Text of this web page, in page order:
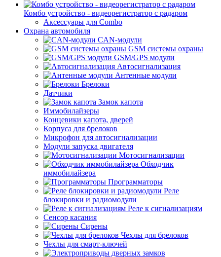
Комбо устройство - видеорегистратор с радаром
Аксессуары для Combo
Охрана автомобиля
CAN-модули
GSM системы охраны
GSM/GPS модули
Автосигнализация
Антенные модули
Брелоки
Датчики
Замок капота
Иммобилайзеры
Концевики капота, дверей
Корпуса для брелоков
Микрофон для автосигнализации
Модули запуска двигателя
Мотосигнализации
Обходчик
иммобилайзера
Программаторы
Реле
блокировки и радиомодули
Реле к сигнализациям
Сенсор касания
Сирены
Чехлы для брелоков
Чехлы для смарт-ключей